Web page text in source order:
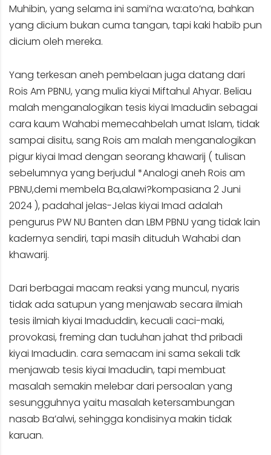
Muhibin, yang selama ini sami’na wa:ato’na, bahkan
yang dicium bukan cuma tangan, tapi kaki habib pun
dicium oleh mereka.
Yang terkesan aneh pembelaan juga datang dari
Rois Am PBNU, yang mulia kiyai Miftahul Ahyar. Beliau
malah menganalogikan tesis kiyai Imadudin sebagai
cara kaum Wahabi memecahbelah umat Islam, tidak
sampai disitu, sang Rois am malah menganalogikan
pigur kiyai Imad dengan seorang khawarij ( tulisan
sebelumnya yang berjudul *Analogi aneh Rois am
PBNU,demi membela Ba,alawi?kompasiana 2 Juni
2024 ), padahal jelas-Jelas kiyai Imad adalah
pengurus PW NU Banten dan LBM PBNU yang tidak lain
kadernya sendiri, tapi masih dituduh Wahabi dan
khawarij.
Dari berbagai macam reaksi yang muncul, nyaris
tidak ada satupun yang menjawab secara ilmiah
tesis ilmiah kiyai Imaduddin, kecuali caci-maki,
provokasi, freming dan tuduhan jahat thd pribadi
kiyai Imadudin. cara semacam ini sama sekali tdk
menjawab tesis kiyai Imadudin, tapi membuat
masalah semakin melebar dari persoalan yang
sesungguhnya yaitu masalah ketersambungan
nasab Ba’alwi, sehingga kondisinya makin tidak
karuan.